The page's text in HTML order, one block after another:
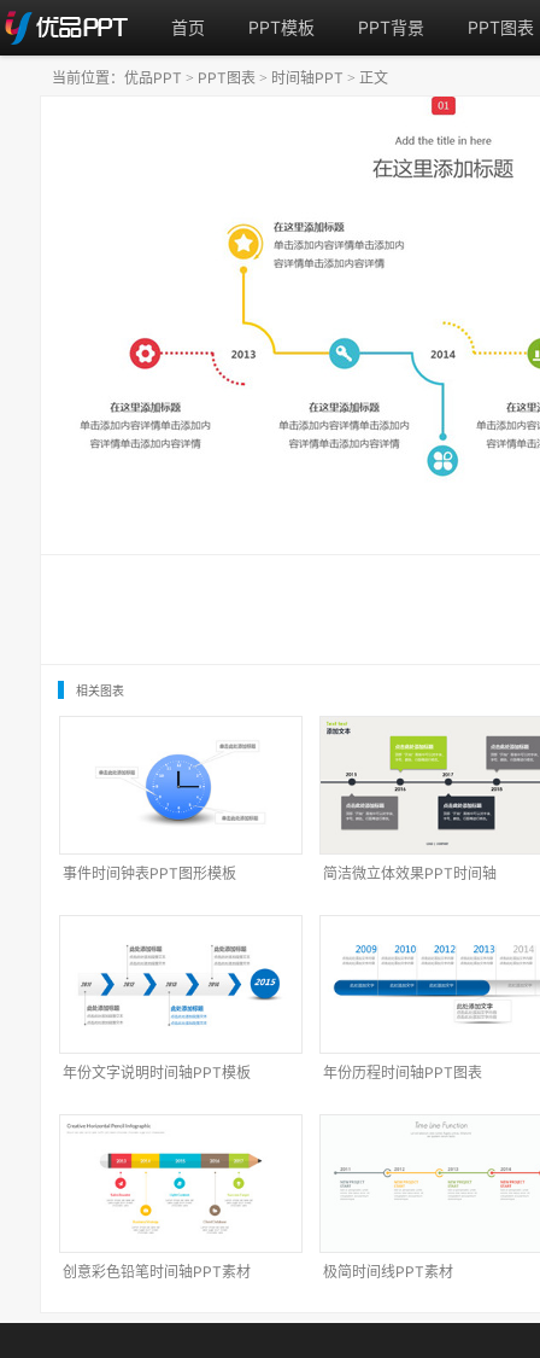
首页 PPT模板 PPT背景 PPT图表
当前位置： 优品PPT > PPT图表 > 时间轴PPT > 正文
相关图表
事件时间钟表PPT图形模板 简洁微立体效果PPT时间轴
年份文字说明时间轴PPT模板 年份历程时间轴PPT图表
创意彩色铅笔时间轴PPT素材 极简时间线PPT素材